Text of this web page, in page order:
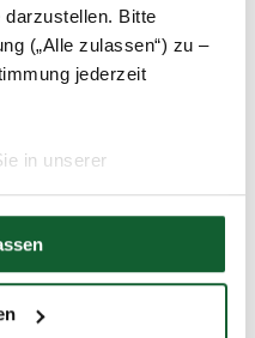
Bitte
(„Alle zulassen“) zu –
jederzeit
in unserer
eine
erstellen lassen
in die
2026 zu warten. Im
Steuerring automatisch
für beratene
2025 ist erst ab
Mehr zu den